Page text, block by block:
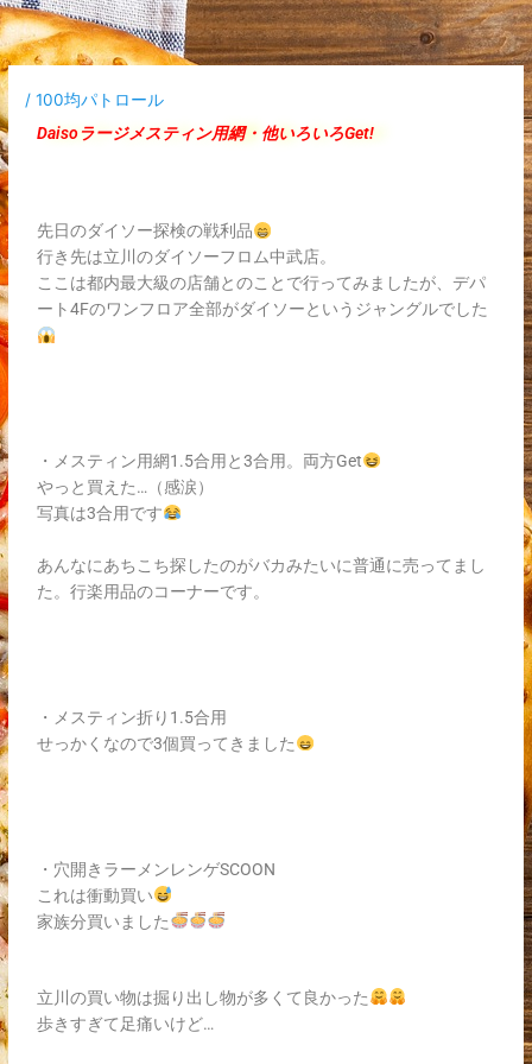
内
容
を
ス
キ
ッ
プ
/100均パトロール
Daisoラージメスティン用網・他いろいろGet!
先日のダイソー探検の戦利品
行き先は立川のダイソーフロム中武店。
ここは都内最大級の店舗とのことで行ってみましたが、デパ
ート4Fのワンフロア全部がダイソーというジャングルでした
・メスティン用網1.5合用と3合用。両方Get
やっと買えた…（感涙）
写真は3合用です
あんなにあちこち探したのがバカみたいに普通に売ってまし
た。行楽用品のコーナーです。
・メスティン折り1.5合用
せっかくなので3個買ってきました
・穴開きラーメンレンゲSCOON
これは衝動買い
家族分買いました
立川の買い物は掘り出し物が多くて良かった
歩きすぎて足痛いけど…